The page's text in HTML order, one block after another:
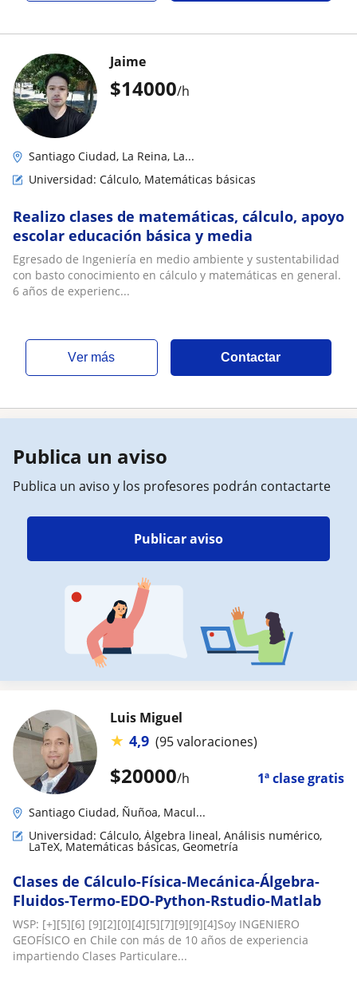
$14000/h
Jaime
Santiago Ciudad, La Reina, La...
Universidad: Cálculo, Matemáticas básicas
Realizo clases de matemáticas, cálculo, apoyo
escolar educación básica y media
Egresado de Ingeniería en medio ambiente y sustentabilidad
con basto conocimiento en cálculo y matemáticas en general.
6 años de experienc...
ver más Contactar
Publica un aviso
Publica un aviso y los profesores podrán contactarte
Publicar aviso
$20000/h 1ª clase gratis
Luis Miguel
★ 4,9 (95 valoraciones)
Santiago Ciudad, Ñuñoa, Macul...
Universidad: Cálculo, Álgebra lineal, Análisis numérico,
LaTeX, Matemáticas básicas, Geometría
Clases de Cálculo-Física-Mecánica-Álgebra-
Fluidos-Termo-EDO-Python-Rstudio-Matlab
WSP: [+][5][6] [9][2][0][4][5][7][9][9][4]Soy INGENIERO
GEOFÍSICO en Chile con más de 10 años de experiencia
impartiendo Clases Particulare...